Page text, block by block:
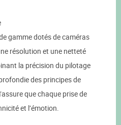
gamme dotés de caméras
résolution et une netteté
la précision du pilotage
des principes de
que chaque prise de
et l’émotion.